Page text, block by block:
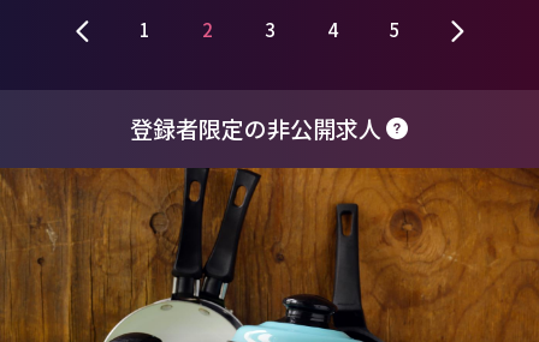
1 2 3 4 5
登録者限定の非公開求人